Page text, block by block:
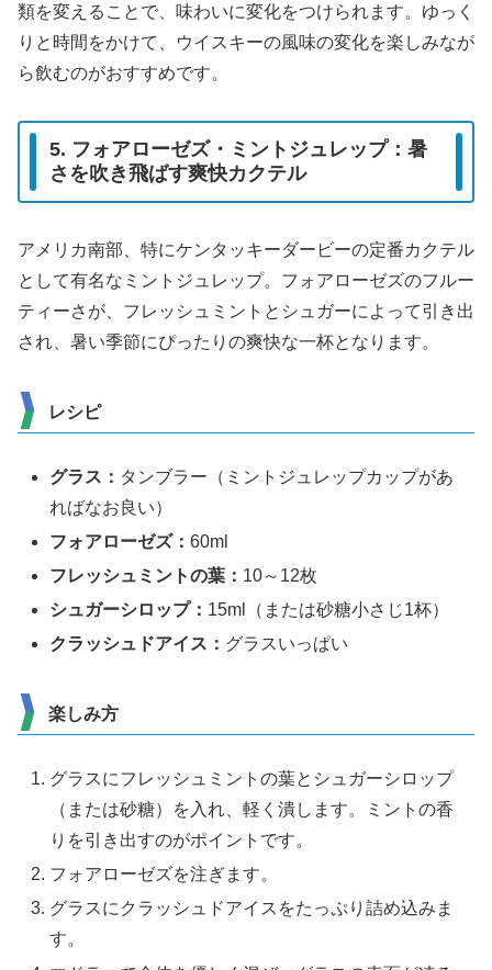
類を変えることで、味わいに変化をつけられます。ゆっく
りと時間をかけて、ウイスキーの風味の変化を楽しみなが
ら飲むのがおすすめです。
5. フォアローゼズ・ミントジュレップ：暑
さを吹き飛ばす爽快カクテル
アメリカ南部、特にケンタッキーダービーの定番カクテル
として有名なミントジュレップ。フォアローゼズのフルー
ティーさが、フレッシュミントとシュガーによって引き出
され、暑い季節にぴったりの爽快な一杯となります。
レシピ
グラス： タンブラー（ミントジュレップカップがあ
ればなお良い）
フォアローゼズ：60ml
フレッシュミントの葉： 10～12枚
シュガーシロップ： 15ml（または砂糖小さじ1杯）
クラッシュドアイス： グラスいっぱい
楽しみ方
グラスにフレッシュミントの葉とシュガーシロップ
（または砂糖）を入れ、軽く潰します。ミントの香
りを引き出すのがポイントです。
フォアローゼズを注ぎます。
グラスにクラッシュドアイスをたっぷり詰め込みま
す。